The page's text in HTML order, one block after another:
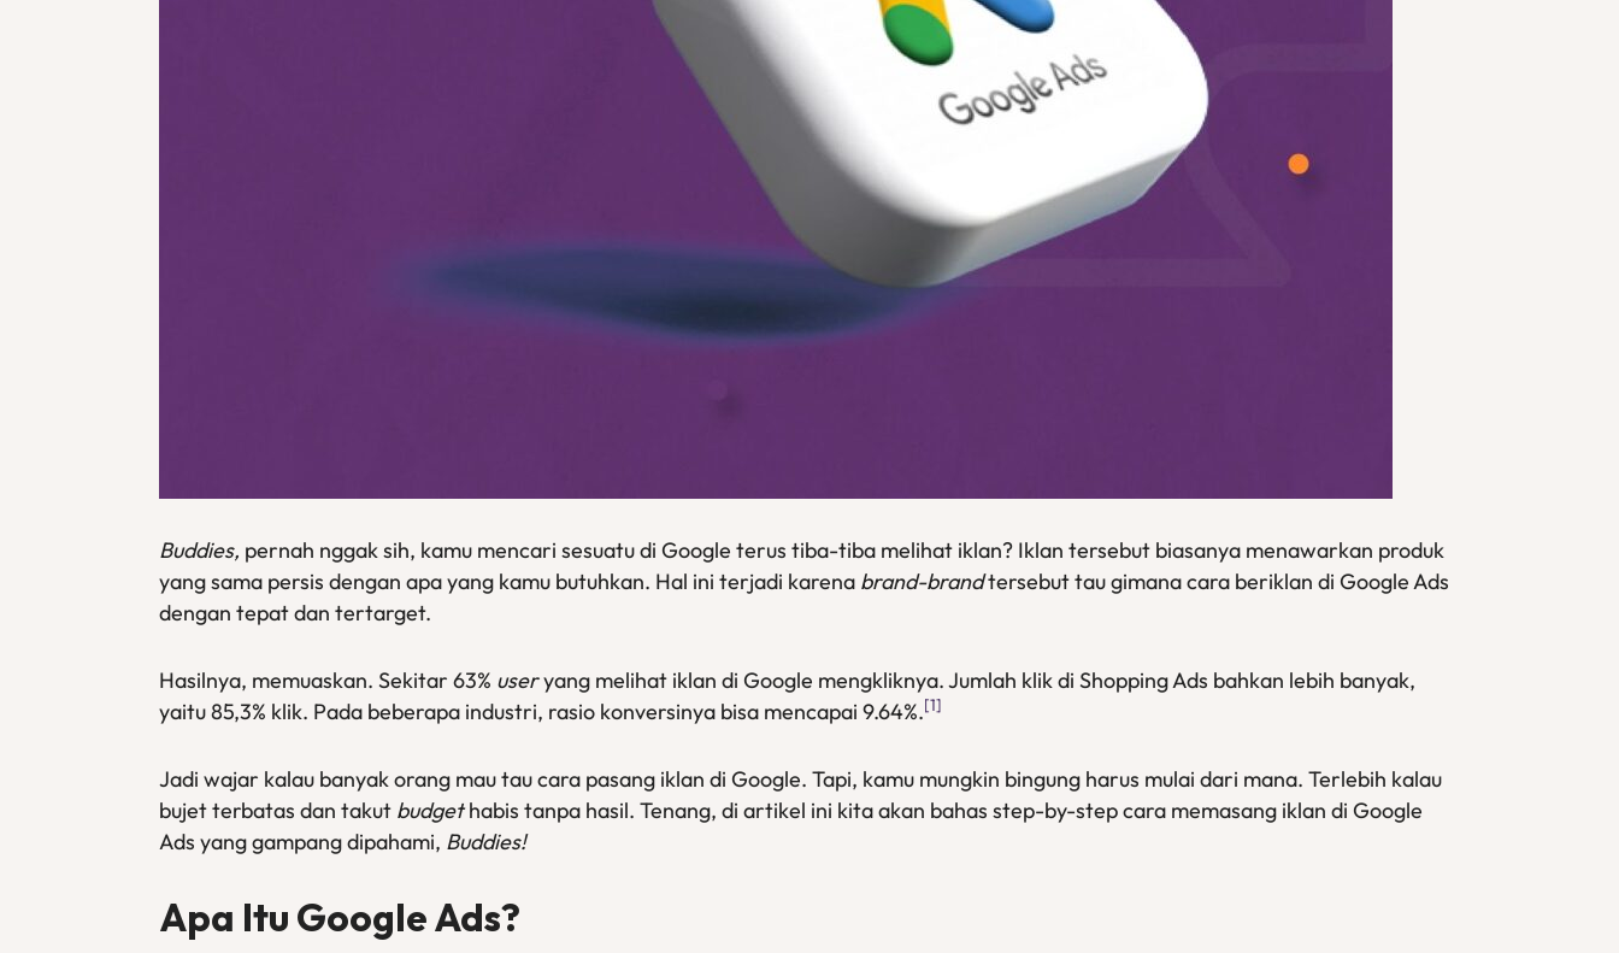
Buddies, pernah nggak sih, kamu mencari sesuatu di Google terus tiba-tiba melihat iklan? Iklan tersebut biasanya menawarkan produk
yang sama persis dengan apa yang kamu butuhkan. Hal ini terjadi karena brand-brandtersebut tau gimana cara beriklan di Google Ads
dengan tepat dan tertarget.
Hasilnya, memuaskan. Sekitar 63% useryang melihat iklan di Google mengkliknya. Jumlah klik di Shopping Ads bahkan lebih banyak,
yaitu 85,3% klik. Pada beberapa industri, rasio konversinya bisa mencapai 9.64%.[1]
Jadi wajar kalau banyak orang mau tau cara pasang iklan di Google. Tapi, kamu mungkin bingung harus mulai dari mana. Terlebih kalau
bujet terbatas dan takut budgethabis tanpa hasil. Tenang, di artikel ini kita akan bahas step-by-step cara memasang iklan di Google
Ads yang gampang dipahami, Buddies!
Apa Itu Google Ads?